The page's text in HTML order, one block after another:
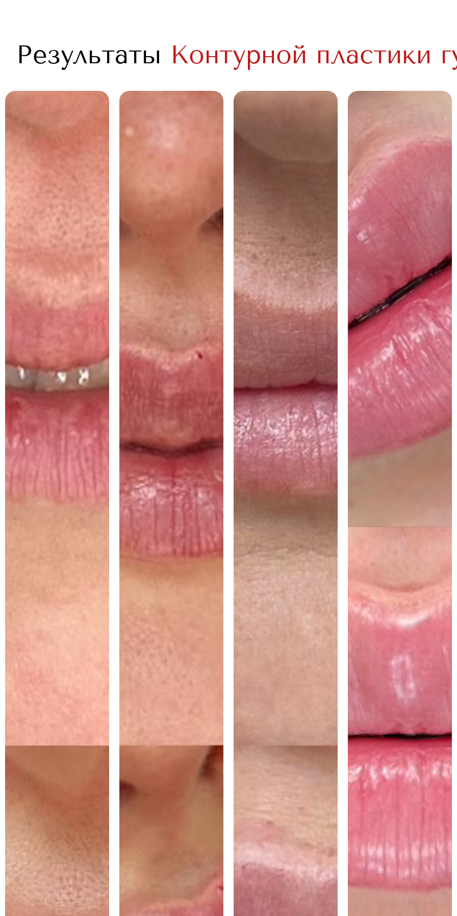
Результаты Контурной пластики